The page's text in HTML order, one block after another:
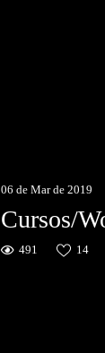
06 de Mar de 2019
Cursos/
491 14